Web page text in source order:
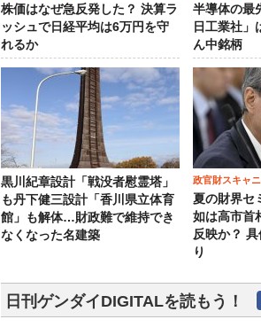
株価はなぜ急反発した？ 決算ラ
ッシュで日経平均は6万円を守
れるか
半導体の最
日工業社」
ん中銘柄
黒川紀章設計「戦没者慰霊塔」
も丹下健三設計「香川県立体育
館」も解体…財政難で維持でき
なくなった名建築
政官財スキャ
夏の財界セ
如は高市首
反映か？
り
日刊ゲンダイDIGITALを読もう！